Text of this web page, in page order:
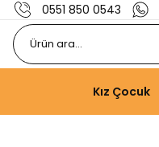
0551 850 0543
Kız Çocuk